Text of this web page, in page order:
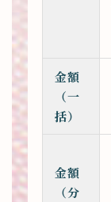
金額
（一
括）
金額
（分